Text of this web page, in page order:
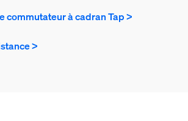
commutateur à cadran Tap >
>